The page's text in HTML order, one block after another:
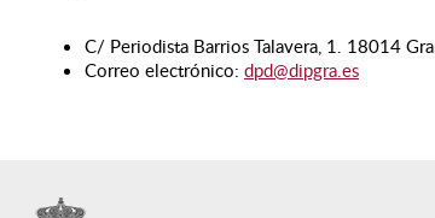
C/ Periodista Barrios Talavera, 1. 18014
Correo electrónico: dpd@dipgra.es